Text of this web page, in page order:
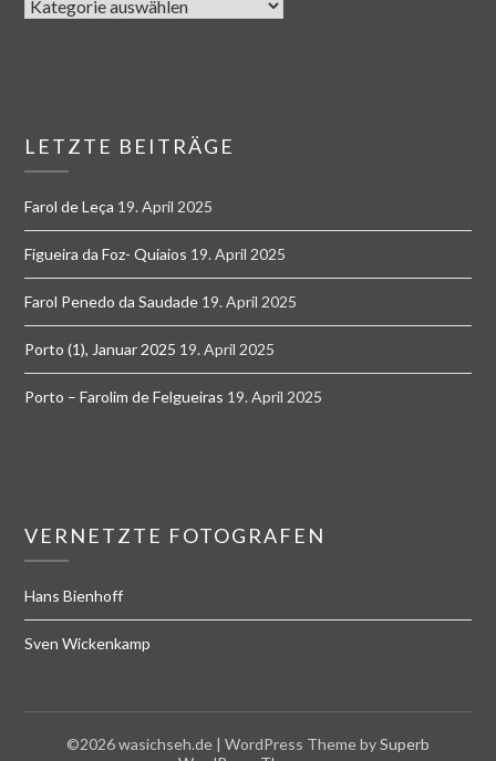
LETZTE BEITRÄGE
Farol de Leça 19. April 2025
Figueira da Foz- Quiaios 19. April 2025
Farol Penedo da Saudade 19. April 2025
Porto (1), Januar 2025 19. April 2025
Porto – Farolim de Felgueiras 19. April 2025
VERNETZTE FOTOGRAFEN
Hans Bienhoff
Sven Wickenkamp
©2026 wasichseh.de | WordPress Theme bySuperb